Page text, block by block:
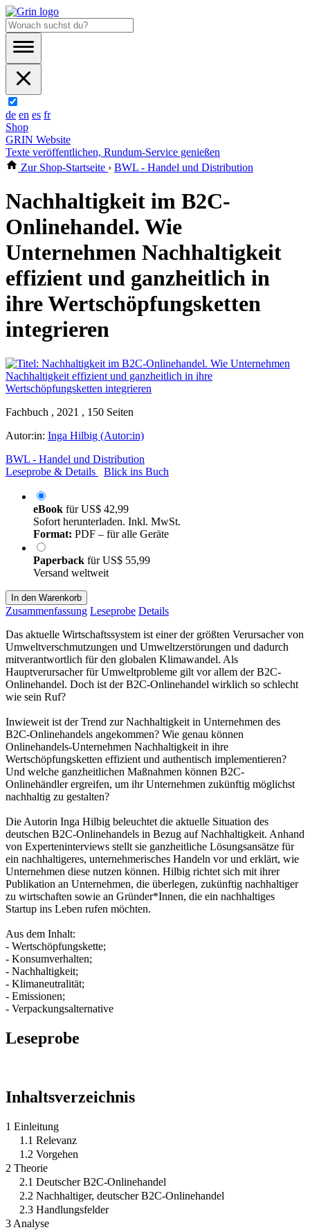
de en es fr
Shop
GRIN Website
Texte veröffentlichen, Rundum-Service genießen
Zur Shop-Startseite › BWL - Handel und Distribution
Nachhaltigkeit im B2C-
Onlinehandel. Wie
Unternehmen Nachhaltigkeit
effizient und ganzheitlich in
ihre Wertschöpfungsketten
integrieren
Fachbuch , 2021 , 150 Seiten
Autor:in: Inga Hilbig (Autor:in)
BWL - Handel und Distribution
Leseprobe & Details
Blick ins Buch
eBook fürUS$ 42,99
Sofort herunterladen. Inkl. MwSt.
Format: PDF – für alle Geräte
Paperback fürUS$ 55,99
Versand weltweit
In den Warenkorb
Zusammenfassung Leseprobe Details
Das aktuelle Wirtschaftssystem ist einer der größten Verursacher von
Umweltverschmutzungen und Umweltzerstörungen und dadurch
mitverantwortlich für den globalen Klimawandel. Als
Hauptverursacher für Umweltprobleme gilt vor allem der B2C-
Onlinehandel. Doch ist der B2C-Onlinehandel wirklich so schlecht
wie sein Ruf?
Inwieweit ist der Trend zur Nachhaltigkeit in Unternehmen des
B2C-Onlinehandels angekommen? Wie genau können
Onlinehandels-Unternehmen Nachhaltigkeit in ihre
Wertschöpfungsketten effizient und authentisch implementieren?
Und welche ganzheitlichen Maßnahmen können B2C-
Onlinehändler ergreifen, um ihr Unternehmen zukünftig möglichst
nachhaltig zu gestalten?
Die Autorin Inga Hilbig beleuchtet die aktuelle Situation des
deutschen B2C-Onlinehandels in Bezug auf Nachhaltigkeit. Anhand
von Experteninterviews stellt sie ganzheitliche Lösungsansätze für
ein nachhaltigeres, unternehmerisches Handeln vor und erklärt, wie
Unternehmen diese nutzen können. Hilbig richtet sich mit ihrer
Publikation an Unternehmen, die überlegen, zukünftig nachhaltiger
zu wirtschaften sowie an Gründer*Innen, die ein nachhaltiges
Startup ins Leben rufen möchten.
Aus dem Inhalt:
- Wertschöpfungskette;
- Konsumverhalten;
- Nachhaltigkeit;
- Klimaneutralität;
- Emissionen;
- Verpackungsalternative
Leseprobe
Inhaltsverzeichnis
1 Einleitung
1.1 Relevanz
1.2 Vorgehen
2 Theorie
2.1 Deutscher B2C-Onlinehandel
2.2 Nachhaltiger, deutscher B2C-Onlinehandel
2.3 Handlungsfelder
3 Analyse